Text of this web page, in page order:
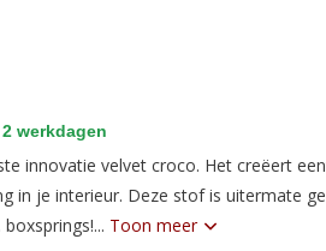
2 werkdagen
innovatie velvet croco. Het creëert
in je interieur. Deze stof is uitermate
Toon meer